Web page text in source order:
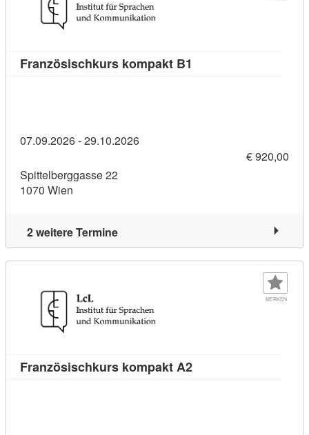
Französischkurs kompakt B1
07.09.2026 - 29.10.2026
€ 920,00
Spittelberggasse 22
1070 Wien
2 weitere Termine
MERKEN
Französischkurs kompakt A2Kursdetail: